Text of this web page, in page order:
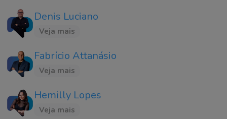
Denis Luciano
Veja mais
Fabrício Attanásio
Veja mais
Hemilly Lopes
Veja mais